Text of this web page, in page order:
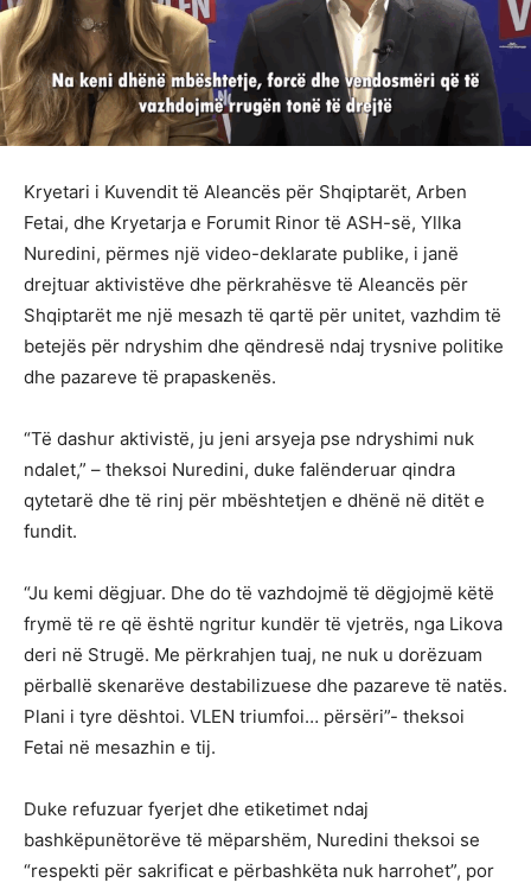
Kryetari i Kuvendit të Aleancës për Shqiptarët, Arben
Fetai, dhe Kryetarja e Forumit Rinor të ASH-së, Yllka
Nuredini, përmes një video-deklarate publike, i janë
drejtuar aktivistëve dhe përkrahësve të Aleancës për
Shqiptarët me një mesazh të qartë për unitet, vazhdim të
betejës për ndryshim dhe qëndresë ndaj trysnive politike
dhe pazareve të prapaskenës.
“Të dashur aktivistë, ju jeni arsyeja pse ndryshimi nuk
ndalet,” – theksoi Nuredini, duke falënderuar qindra
qytetarë dhe të rinj për mbështetjen e dhënë në ditët e
fundit.
“Ju kemi dëgjuar. Dhe do të vazhdojmë të dëgjojmë këtë
frymë të re që është ngritur kundër të vjetrës, nga Likova
deri në Strugë. Me përkrahjen tuaj, ne nuk u dorëzuam
përballë skenarëve destabilizuese dhe pazareve të natës.
Plani i tyre dështoi. VLEN triumfoi… përsëri”- theksoi
Fetai në mesazhin e tij.
Duke refuzuar fyerjet dhe etiketimet ndaj
bashkëpunëtorëve të mëparshëm, Nuredini theksoi se
“respekti për sakrificat e përbashkëta nuk harrohet”, por